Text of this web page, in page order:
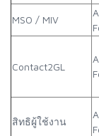
MSO / MIV
Contact2GL
สิทธิผู้ใช้งาน